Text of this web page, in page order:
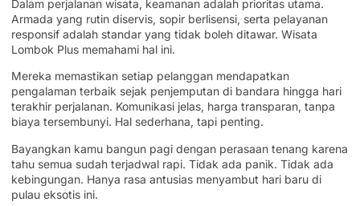
Dalam perjalanan wisata, keamanan adalah prioritas utama.
Armada yang rutin diservis, sopir berlisensi, serta pelayanan
responsif adalah standar yang tidak boleh ditawar. Wisata
Lombok Plus memahami hal ini.
Mereka memastikan setiap pelanggan mendapatkan
pengalaman terbaik sejak penjemputan di bandara hingga hari
terakhir perjalanan. Komunikasi jelas, harga transparan, tanpa
biaya tersembunyi. Hal sederhana, tapi penting.
Bayangkan kamu bangun pagi dengan perasaan tenang karena
tahu semua sudah terjadwal rapi. Tidak ada panik. Tidak ada
kebingungan. Hanya rasa antusias menyambut hari baru di
pulau eksotis ini.